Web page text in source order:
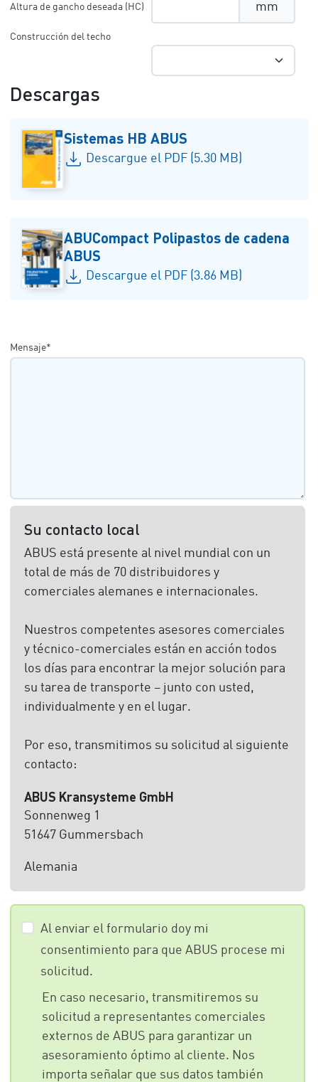
Altura de gancho deseada (HC) mm
Construcción del techo
Descargas
Sistemas HB ABUS
Descargue el PDF (5.30 MB)
ABUCompact Polipastos de cadena
ABUS
Descargue el PDF (3.86 MB)
Mensaje*
Su contacto local
ABUS está presente al nivel mundial con un
total de más de 70 distribuidores y
comerciales alemanes e internacionales.
Nuestros competentes asesores comerciales
y técnico-comerciales están en acción todos
los días para encontrar la mejor solución para
su tarea de transporte – junto con usted,
individualmente y en el lugar.
Por eso, transmitimos su solicitud al siguiente
contacto:
ABUS Kransysteme GmbH
Sonnenweg 1
51647 Gummersbach
Alemania
Al enviar el formulario doy mi
consentimiento para que ABUS procese mi
solicitud.
En caso necesario, transmitiremos su
solicitud a representantes comerciales
externos de ABUS para garantizar un
asesoramiento óptimo al cliente. Nos
importa señalar que sus datos también